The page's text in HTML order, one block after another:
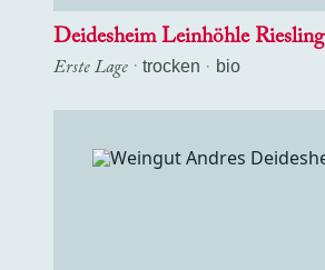
Deidesheim Leinhöhle Riesling
Erste Lage · trocken bio